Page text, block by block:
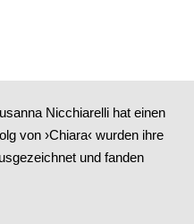
Nicchiarelli hat einen
von ›Chiara‹ wurden ihre
und fanden